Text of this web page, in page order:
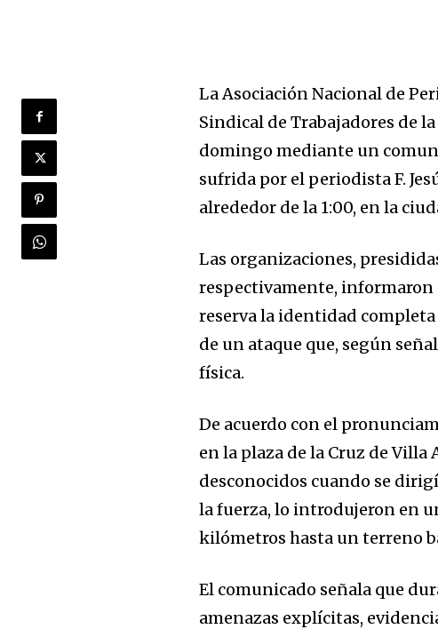
La Asociación Nacional de
Sindical de Trabajadores de
domingo mediante un
sufrida por el periodista F.
alrededor de la 1:00, en la
Las organizaciones,
respectivamente, informaron
reserva la identidad
de un ataque que, según
física.
De acuerdo con el
en la plaza de la Cruz de
desconocidos cuando se
la fuerza, lo introdujeron en
kilómetros hasta un terreno
El comunicado señala que
amenazas explícitas,